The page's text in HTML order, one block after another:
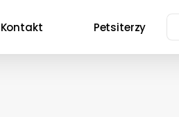
Kontakt Petsiterzy